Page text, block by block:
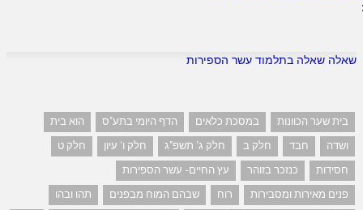
שאלה שאלה בתלמוד עשר הספירות
בית שער הכוונות במסכת כלאים הדף היומי בתע"ס
הוא בית
ושדה
חבד חלק ב חלק ג' תשפ"ג חלק ו' עיון
חלק ט
חסידות
כנזכר בזוהר
עץ החיים- עשר הספירות
פנים מאירות ומסבירות
רוח שבהם המוח מבפנים
תהו ובהו